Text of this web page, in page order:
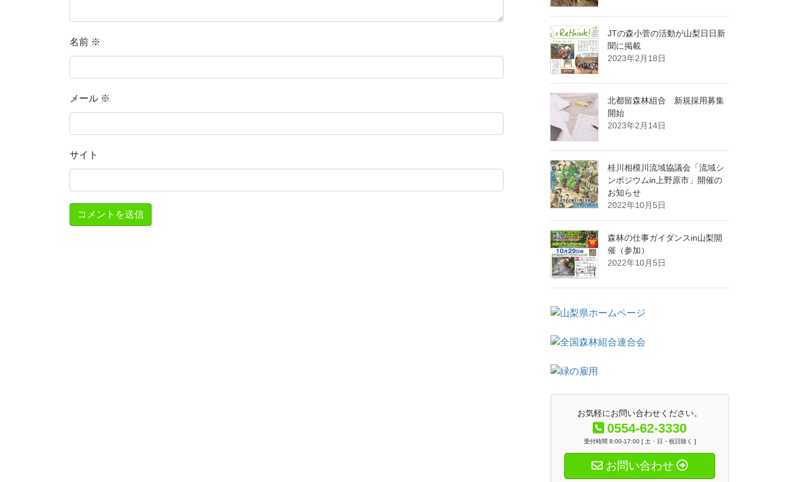
名前 ※
メール ※
サイト
JTの森小菅の活動が山梨日日新
聞に掲載
2023年2月18日
北都留森林組合 新規採用募集
開始
2023年2月14日
桂川相模川流域協議会「流域シ
ンポジウムin上野原市」開催の
お知らせ
2022年10月5日
森林の仕事ガイダンスin山梨開
催（参加）
2022年10月5日
お気軽にお問い合わせください。
0554-62-3330
受付時間 8:00-17:00 [ 土・日・祝日除く ]
お問い合わせ